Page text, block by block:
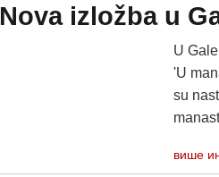
Nova izložba u
U
'U
su
више